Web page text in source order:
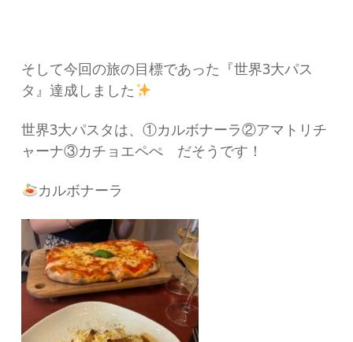
そして今回の旅の目標であった『世界3大パス
タ』達成しました
世界3大パスタは、①カルボナーラ②アマトリチ
ャーナ③カチョエペぺ だそうです！
カルボナーラ